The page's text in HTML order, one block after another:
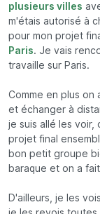
plusieurs villes
m'étais autorisé à
pour mon projet
Paris. Je vais
travaille sur Paris.
Comme en plus
et échanger à
je suis allé les voir,
projet final
bon petit groupe
baraque et on a
D'ailleurs, je les